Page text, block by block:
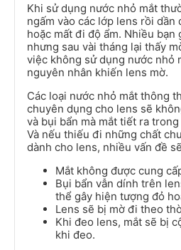
Khi sử dụng nước nhỏ mắt
ngấm vào các lớp lens rồi
hoặc mất đi độ ẩm. Nhiều
nhưng sau vài tháng lại thấy
việc không sử dụng nước nhỏ
nguyên nhân khiến lens mờ.
Các loại nước nhỏ mắt thông
chuyên dụng cho lens sẽ
và bụi bẩn mà mắt tiết ra
Và nếu thiếu đi những chất
dành cho lens, nhiều vấn đề
Mắt không được cung
Bụi bẩn vẫn dính trên
thể gây hiện tượng đỏ
Lens sẽ bị mờ đi theo
Khi đeo lens, mắt sẽ bị
khi đeo.